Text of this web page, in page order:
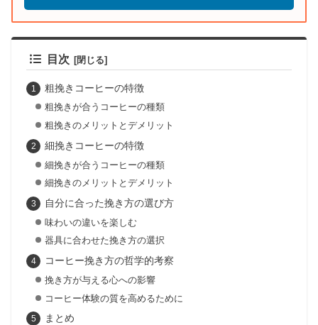
目次
粗挽きコーヒーの特徴
粗挽きが合うコーヒーの種類
粗挽きのメリットとデメリット
細挽きコーヒーの特徴
細挽きが合うコーヒーの種類
細挽きのメリットとデメリット
自分に合った挽き方の選び方
味わいの違いを楽しむ
器具に合わせた挽き方の選択
コーヒー挽き方の哲学的考察
挽き方が与える心への影響
コーヒー体験の質を高めるために
まとめ